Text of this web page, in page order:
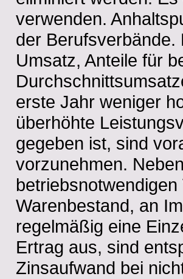
verwenden.
der
Umsatz, Anteile für
erste Jahr weniger
überhöhte
gegeben ist, sind
vorzunehmen.
Warenbestand, an
regelmäßig eine
Ertrag aus, sind
Zinsaufwand bei